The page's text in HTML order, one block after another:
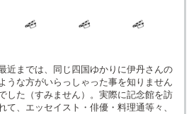
近までは、同じ四国ゆかりに伊丹さんの
うな方がいらっしゃった事を知りません
した（すみません）。実際に記念館を訪
て、エッセイスト・俳優・料理通等々、